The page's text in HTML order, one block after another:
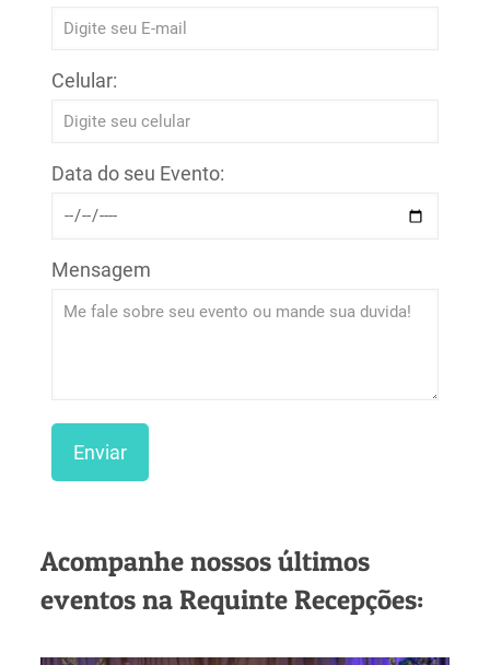
Celular:
Data do seu Evento:
Mensagem
Acompanhe nossos últimos
eventos na Requinte Recepções: